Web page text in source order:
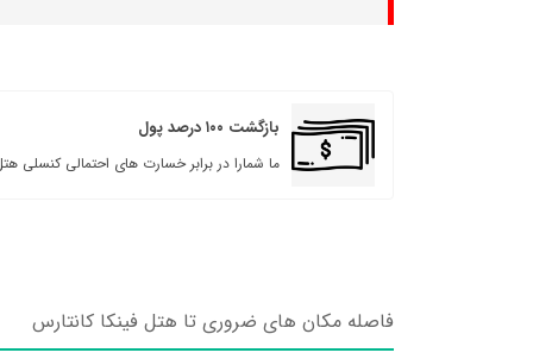
بازگشت ۱۰۰ درصد پول
ما شمارا در برابر خسارت های احتمالی کنسلی
فاصله مکان های ضروری تا هتل فینکا کانتارس